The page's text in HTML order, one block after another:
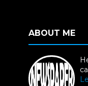
ABOUT ME